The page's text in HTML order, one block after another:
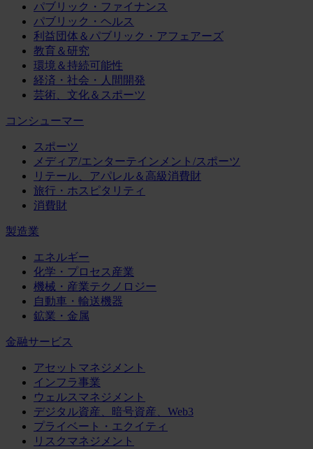
パブリック・ファイナンス
パブリック・ヘルス
利益団体＆パブリック・アフェアーズ
教育＆研究
環境＆持続可能性
経済・社会・人間開発
芸術、文化＆スポーツ
コンシューマー
スポーツ
メディア/エンターテインメント/スポーツ
リテール、アパレル＆高級消費財
旅行・ホスピタリティ
消費財
製造業
エネルギー
化学・プロセス産業
機械・産業テクノロジー
自動車・輸送機器
鉱業・金属
金融サービス
アセットマネジメント
インフラ事業
ウェルスマネジメント
デジタル資産、暗号資産、Web3
プライベート・エクイティ
リスクマネジメント